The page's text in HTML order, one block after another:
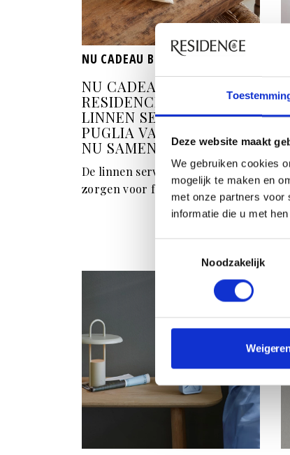
Deze website maakt
We gebruiken cookies
mogelijk te maken en
met onze partners voor
informatie die u met
Noodzakelijk
NU CADEAU BIJ RESIDENCE
NU CADEAU BIJ 10X
RESIDENCE 6X LUXE
LINNEN SERVETTEN UIT
PUGLIA VAN TRE GIOIE
NU SAMEN SLECHTS € 75
De linnen servetten van Tre Gioie
zorgen voor feest aan tafel.